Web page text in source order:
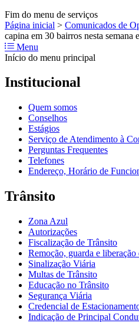
Fim do menu de serviços
Página inicial > Comunicados de
capina em 30 bairros nesta semana
Menu
Início do menu principal
Institucional
Quem somos
Conselhos
Estágios
Serviço de Atendimento à
Perguntas Frequentes
Telefones
Endereço, Horário de
Trânsito
Zona Azul
Autorizações
Fiscalização de Trânsito
Remoção, guarda e
Sinalização Viária
Multas de Trânsito
Educação no Trânsito
Segurança Viária
Credencial de
Indicação de Principal